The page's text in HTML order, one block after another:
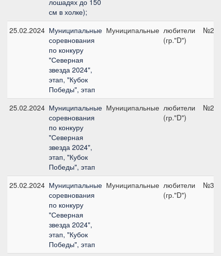
лошадях до 150
см в холке);
25.02.2024 Муниципальные
соревнования
по конкуру
"Северная
звезда 2024",
этап, "Кубок
Победы", этап
Муниципальные любители
(гр."D")
№2,
25.02.2024 Муниципальные
соревнования
по конкуру
"Северная
звезда 2024",
этап, "Кубок
Победы", этап
Муниципальные любители
(гр."D")
№2,
25.02.2024 Муниципальные
соревнования
по конкуру
"Северная
звезда 2024",
этап, "Кубок
Победы", этап
Муниципальные любители
(гр."D")
№3,